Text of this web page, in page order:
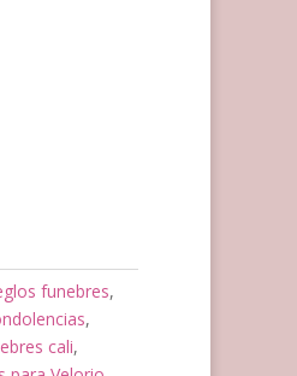
funebres,
,
cali,